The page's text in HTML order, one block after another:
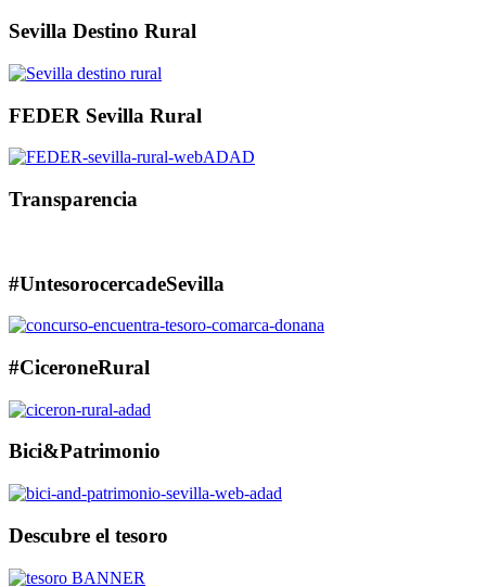
Sevilla Destino Rural
FEDER Sevilla Rural
Transparencia
#UntesorocercadeSevilla
#CiceroneRural
Bici&Patrimonio
Descubre el tesoro